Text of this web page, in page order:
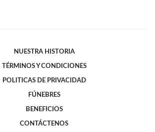
NUESTRA HISTORIA
TÉRMINOS Y CONDICIONES
POLITICAS DE PRIVACIDAD
FÚNEBRES
BENEFICIOS
CONTÁCTENOS